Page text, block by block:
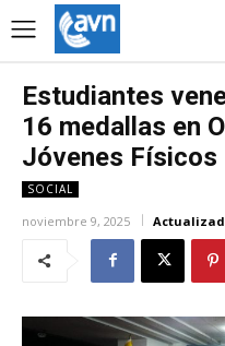
Estudiantes
16 medallas en
Jóvenes Físicos
SOCIAL
noviembre 9, 2025